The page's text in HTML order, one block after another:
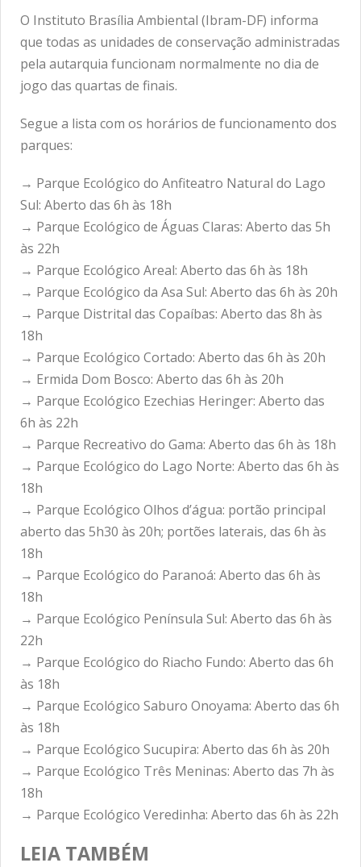
O Instituto Brasília Ambiental (Ibram-DF) informa
que todas as unidades de conservação administradas
pela autarquia funcionam normalmente no dia de
jogo das quartas de finais.
Segue a lista com os horários de funcionamento dos
parques:
→ Parque Ecológico do Anfiteatro Natural do Lago
Sul: Aberto das 6h às 18h
→ Parque Ecológico de Águas Claras: Aberto das 5h
às 22h
→ Parque Ecológico Areal: Aberto das 6h às 18h
→ Parque Ecológico da Asa Sul: Aberto das 6h às 20h
→ Parque Distrital das Copaíbas: Aberto das 8h às
18h
→ Parque Ecológico Cortado: Aberto das 6h às 20h
→ Ermida Dom Bosco: Aberto das 6h às 20h
→ Parque Ecológico Ezechias Heringer: Aberto das
6h às 22h
→ Parque Recreativo do Gama: Aberto das 6h às 18h
→ Parque Ecológico do Lago Norte: Aberto das 6h às
18h
→ Parque Ecológico Olhos d’água: portão principal
aberto das 5h30 às 20h; portões laterais, das 6h às
18h
→ Parque Ecológico do Paranoá: Aberto das 6h às
18h
→ Parque Ecológico Península Sul: Aberto das 6h às
22h
→ Parque Ecológico do Riacho Fundo: Aberto das 6h
às 18h
→ Parque Ecológico Saburo Onoyama: Aberto das 6h
às 18h
→ Parque Ecológico Sucupira: Aberto das 6h às 20h
→ Parque Ecológico Três Meninas: Aberto das 7h às
18h
→ Parque Ecológico Veredinha: Aberto das 6h às 22h
LEIA TAMBÉM